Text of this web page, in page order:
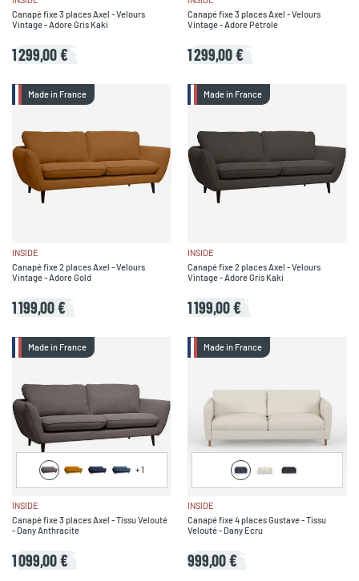
Canapé fixe 3 places Axel - Velours
Vintage - Adore Gris Kaki
1 299,00 €
Canapé fixe 3 places Axel - Velours
Vintage - Adore Pétrole
1 299,00 €
Made in France
INSIDE
Canapé fixe 2 places Axel - Velours
Vintage - Adore Gold
1 199,00 €
Made in France
INSIDE
Canapé fixe 2 places Axel - Velours
Vintage - Adore Gris Kaki
1 199,00 €
+1
Made in France
INSIDE
Canapé fixe 3 places Axel - Tissu Velouté
- Dany Anthracite
1 099,00 €
Made in France
INSIDE
Canapé fixe 4 places Gustave - Tissu
Velouté - Dany Ecru
999,00 €